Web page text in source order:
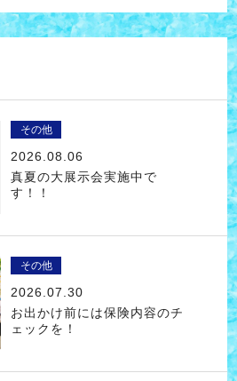
その他
2026.08.06
真夏の大展示会実施中で
す！！
その他
2026.07.30
お出かけ前には保険内容のチ
ェックを！